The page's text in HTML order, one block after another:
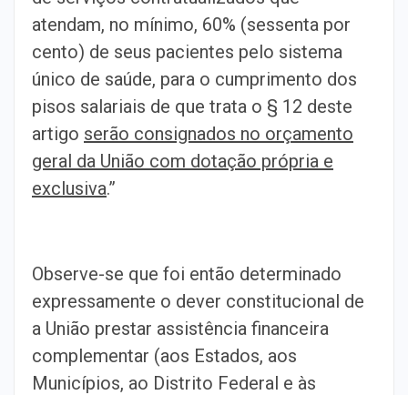
atendam, no mínimo, 60% (sessenta por
cento) de seus pacientes pelo sistema
único de saúde, para o cumprimento dos
pisos salariais de que trata o § 12 deste
artigo serão consignados no orçamento
geral da União com dotação própria e
exclusiva.”
Observe-se que foi então determinado
expressamente o dever constitucional de
a União prestar assistência financeira
complementar (aos Estados, aos
Municípios, ao Distrito Federal e às